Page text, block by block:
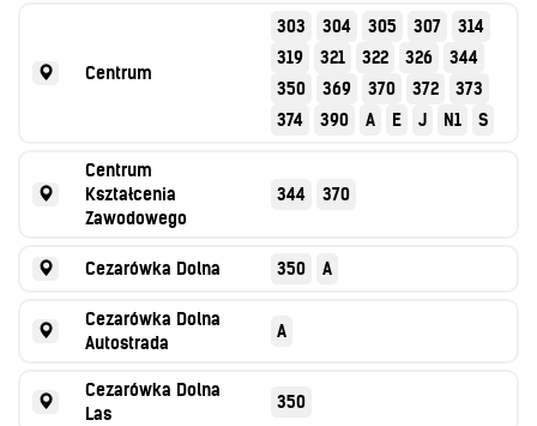
Centrum
303 304 305 307
314
319
321 322 326
344
350
369 370 372
373
374
390 A E J N1 S
Centrum
Kształcenia
Zawodowego
344 370
Cezarówka Dolna 350 A
Cezarówka Dolna
Autostrada
A
Cezarówka Dolna
Las
350